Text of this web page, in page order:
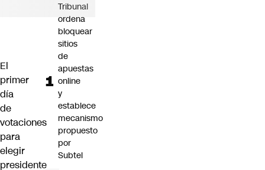
El
primer
día
de
votaciones
para
elegir
presidente
Tribunal
ordena
bloquear
sitios
de
apuestas
online
y
establece
mecanismo
propuesto
por
Subtel